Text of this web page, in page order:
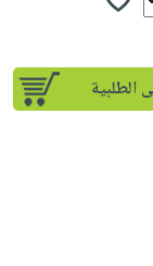
الطلبية